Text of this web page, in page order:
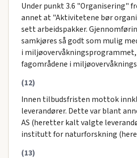
Under punkt 3.6 "Organisering"
annet at "Aktivitetene bør
sett arbeidspakker.
samkjøres så godt som mulig
i
fagområdene i
(12)
Innen tilbudsfristen mottok
leverandører. Dette var blant
AS (heretter kalt valgte
institutt for naturforskning
(13)